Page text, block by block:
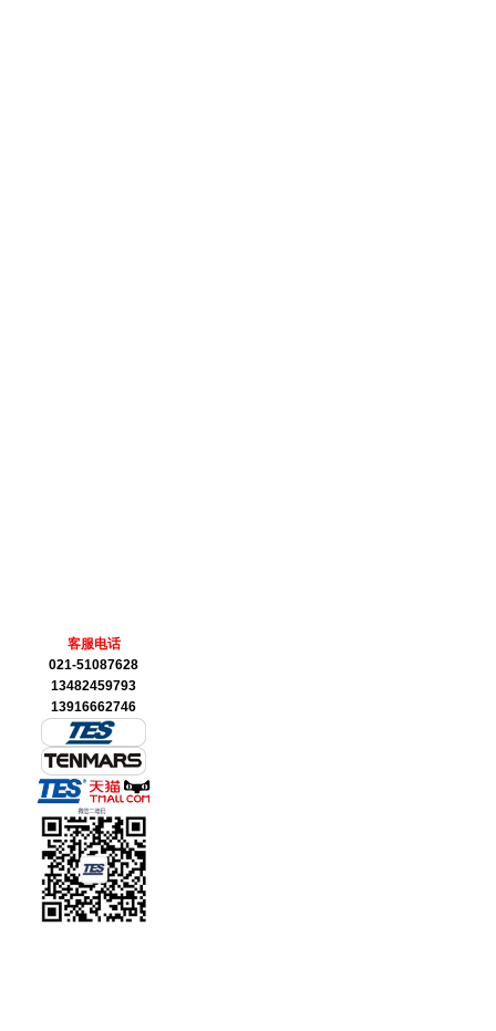
客服电话
021-51087628
13482459793
13916662746